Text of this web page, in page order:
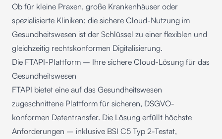
Ob für kleine Praxen, große Krankenhäuser oder
spezialisierte Kliniken: die sichere Cloud-Nutzung im
Gesundheitswesen ist der Schlüssel zu einer flexiblen und
gleichzeitig rechtskonformen Digitalisierung.
Die FTAPI-Plattform – Ihre sichere Cloud-Lösung für das
Gesundheitswesen
FTAPI bietet eine auf das Gesundheitswesen
zugeschnittene Plattform für sicheren, DSGVO-
konformen Datentransfer. Die Lösung erfüllt höchste
Anforderungen – inklusive BSI C5 Typ 2-Testat,